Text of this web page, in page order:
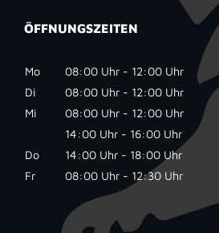
ÖFFNUNGSZEITEN
Mo
08:00 Uhr - 12:00 Uhr
Di
08:00 Uhr - 12:00 Uhr
Mi
08:00 Uhr - 12:00 Uhr
14:00 Uhr - 16:00 Uhr
Do
14:00 Uhr - 18:00 Uhr
Fr
08:00 Uhr - 12:30 Uhr